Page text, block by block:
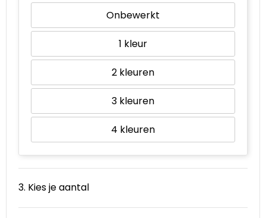
Onbewerkt
1
2
3
4
3. Kies je aantal